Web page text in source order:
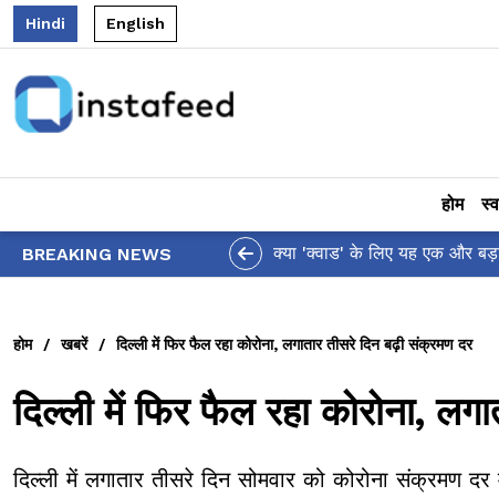
Hindi English
होम
BREAKING NEWS
द्वारा पैसिफिक कमांड से 'इंडो' शब्द हटाने पर थरूर ने जताई चिंता!
होम / खबरें / दिल्ली में फिर फैल रहा कोरोना, लगातार तीसरे दिन बढ़ी संक्रमण दर
दिल्ली में फिर फैल रहा कोरोना,
दिल्ली में लगातार तीसरे दिन सोमवार को कोरोना